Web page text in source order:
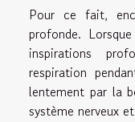
Pour ce fait,
profonde.
inspirations
respiration
lentement par la
système nerveux